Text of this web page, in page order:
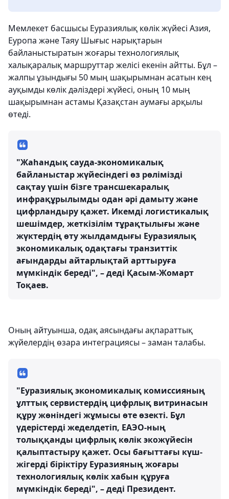
Мемлекет басшысы Еуразиялық көлік жүйесі Азия,
Еуропа және Таяу Шығыс нарықтарын
байланыстыратын жоғары технологиялық
халықаралық маршруттар желісі екенін айтты. Бұл –
жалпы ұзындығы 50 мың шақырымнан асатын кең
ауқымды көлік дәліздері жүйесі, оның 10 мың
шақырымнан астамы Қазақстан аумағы арқылы
өтеді.
"Жаһандық сауда-экономикалық
байланыстар жүйесіндегі өз рөлімізді
сақтау үшін бізге трансшекаралық
инфрақұрылымды одан әрі дамыту және
цифрландыру қажет. Икемді логистикалық
шешімдер, жеткізілім тұрақтылығы және
жүктердің өту жылдамдығы Еуразиялық
экономикалық одақтағы транзиттік
ағындарды айтарлықтай арттыруға
мүмкіндік береді", – деді Қасым-Жомарт
Тоқаев.
Оның айтуынша, одақ аясындағы ақпараттық
жүйелердің өзара интеграциясы – заман талабы.
"Еуразиялық экономикалық комиссияның
ұлттық сервистердің цифрлық витринасын
құру жөніндегі жұмысы өте өзекті. Бұл
үдерістерді жеделдетіп, ЕАЭО-ның
толыққанды цифрлық көлік экожүйесін
қалыптастыру қажет. Осы бағыттағы күш-
жігерді біріктіру Еуразияның жоғары
технологиялық көлік хабын құруға
мүмкіндік береді", – деді Президент.